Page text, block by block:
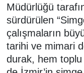
Müdürlüğü
sürdürülen
çalışmaların
tarihi ve mimari
durak, hem
SİYASET
SPOR
ASAYİŞ
Tüm Manşetler
Son Dakika
Haber Arşivi